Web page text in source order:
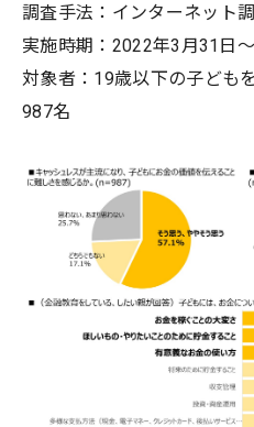
調査手法：インターネット
実施時期：2022年3月31日
対象者：19歳以下の子ども
987名